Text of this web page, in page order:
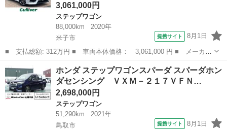
3,061,000円
ステップワゴン
88,000km
2020年
米子市
提携サイト 8月1日
■ 支払総額: 312万円 ■ 車両本体価格： 3,061,000 円 ■ メーカー
名： ホンダ ■ 車種名： ステップワゴンスパーダ ■ グレード
名： スパーダ・クールスピリット ホンダセンシング ■ 排気
量： 1500...
ステップワゴン
ホンダ ステップワゴンスパーダ スパーダホン
ダセンシング ＶＸＭ－２１７ＶＦＮ…
2,698,000円
ステップワゴン
51,290km
2021年
鳥取市
提携サイト 8月1日